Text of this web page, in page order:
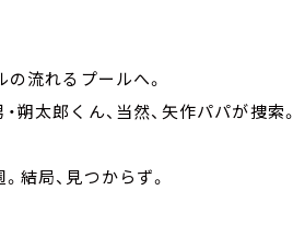
流れるプールへ。
太郎くん、当然、矢作パパが捜索。
結局、見つからず。